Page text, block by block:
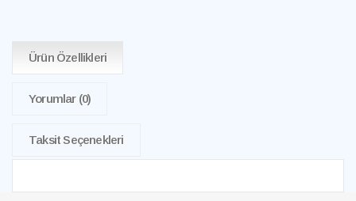
Ürün Özellikleri
Yorumlar (0)
Taksit Seçenekleri